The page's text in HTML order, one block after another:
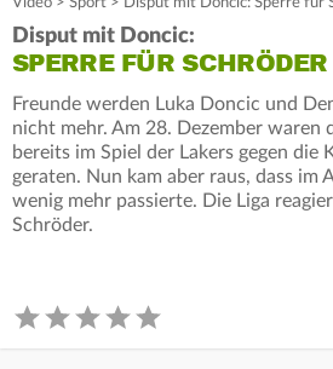
Disput mit Doncic:
SPERRE FÜR SCHRÖDER
Freunde werden Luka Doncic und
nicht mehr. Am 28. Dezember waren
bereits im Spiel der Lakers gegen die
geraten. Nun kam aber raus, dass im
wenig mehr passierte. Die Liga
Schröder.